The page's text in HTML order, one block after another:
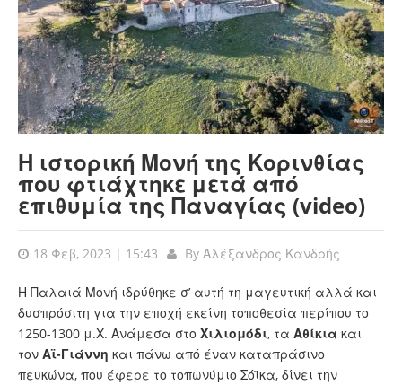
Η ιστορική Μονή της Κορινθίας
που φτιάχτηκε μετά από
επιθυμία της Παναγίας (video)
18 Φεβ, 2023 | 15:43 By Αλέξανδρος Κανδρής
Η Παλαιά Μονή ιδρύθηκε σ’ αυτή τη μαγευτική αλλά και
δυσπρόσιτη για την εποχή εκείνη τοποθεσία περίπου το
1250-1300 μ.Χ. Ανάμεσα στο Χιλιομόδι, τα Αθίκια και
τον Αϊ-Γιάννη και πάνω από έναν καταπράσινο
πευκώνα, που έφερε το τοπωνύμιο Σόϊκα, δίνει την